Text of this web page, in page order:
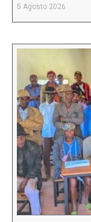
5 Agosto 2026